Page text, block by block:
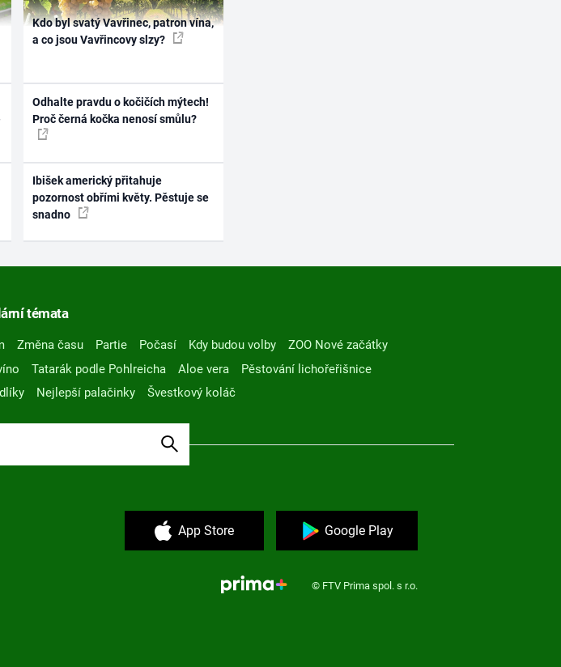
Kdo byl svatý Vavřinec, patron vína,
a co jsou Vavřincovy slzy?
Odhalte pravdu o kočičích mýtech!
Proč černá kočka nenosí smůlu?
Ibišek americký přitahuje
pozornost obřími květy. Pěstuje se
snadno
témata
Změna času Partie Počasí Kdy budou volby
ZOO Nové začátky
Tatarák podle Pohlreicha Aloe vera
Pěstování lichořeřišnice
Nejlepší palačinky Švestkový koláč
App Store Google Play
© FTV Prima spol. s r.o.